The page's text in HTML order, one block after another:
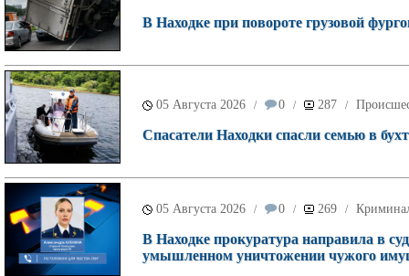
В Находке при повороте грузовой
05 Августа 2026 / 0 / 287 /
Спасатели Находки спасли семью в
05 Августа 2026 / 0 / 269 /
В Находке прокуратура направила в
умышленном уничтожении чужого